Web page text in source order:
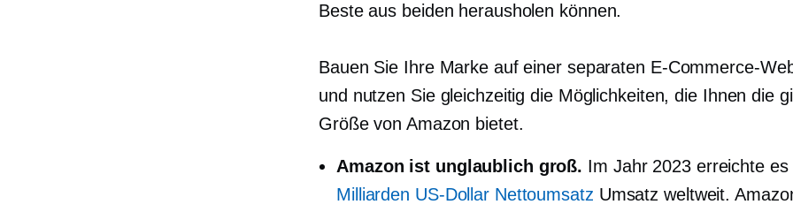
Beste aus beiden herausholen können.
Bauen Sie Ihre Marke auf einer separaten E-Commerce-
und nutzen Sie gleichzeitig die Möglichkeiten, die Ihnen die
Größe von Amazon bietet.
Amazon ist unglaublich groß. Im Jahr 2023 erreichte
Milliarden US-Dollar Nettoumsatz Umsatz weltweit.